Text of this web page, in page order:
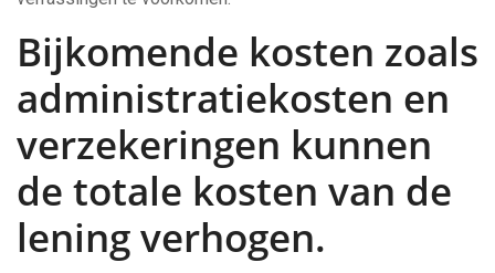
Bijkomende kosten zoals
administratiekosten en
verzekeringen kunnen
de totale kosten van de
lening verhogen.